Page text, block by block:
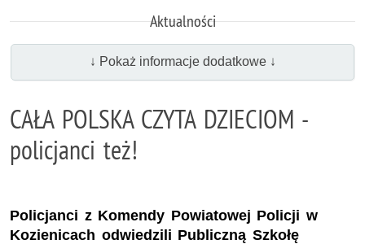
Aktualności
↓ Pokaż informacje dodatkowe ↓
CAŁA POLSKA CZYTA DZIECIOM -
policjanci też!
Policjanci z Komendy Powiatowej Policji w
Kozienicach odwiedzili Publiczną Szkołę